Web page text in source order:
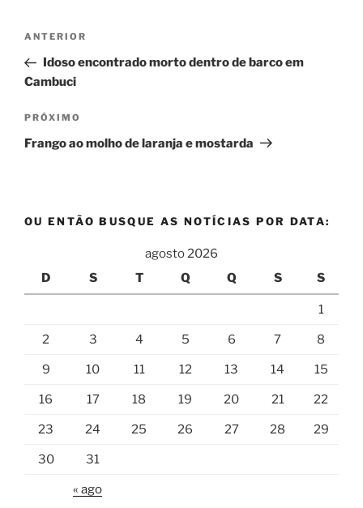
Navegação
Post
Post
anterior
ANTERIOR
Idoso encontrado morto dentro de barco em
Cambuci
Próximo
post
PRÓXIMO
Frango ao molho de laranja e mostarda
OU ENTÃO BUSQUE AS NOTÍCIAS POR DATA:
agosto 2026
D
S T Q Q S S
1
2 3 4 5 6 7 8
9 10 11 12 13 14 15
16 17 18 19 20 21 22
23 24 25 26 27 28 29
30 31
« ago